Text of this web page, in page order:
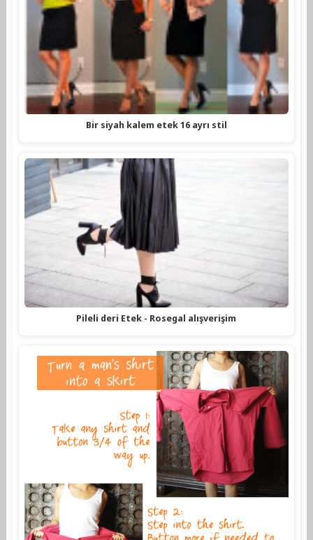
Bir siyah kalem etek 16 ayrı stil
Pileli deri Etek - Rosegal alışverişim